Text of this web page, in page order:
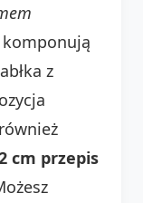
z
cm przepis